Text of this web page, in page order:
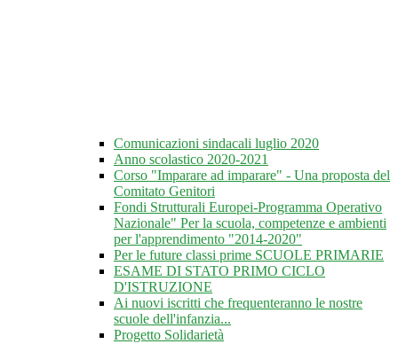
Comunicazioni sindacali luglio 2020
Anno scolastico 2020-2021
Corso "Imparare ad imparare" - Una proposta del
Comitato Genitori
Fondi Strutturali Europei-Programma Operativo
Nazionale" Per la scuola, competenze e ambienti
per l'apprendimento "2014-2020"
Per le future classi prime SCUOLE PRIMARIE
ESAME DI STATO PRIMO CICLO
D'ISTRUZIONE
Ai nuovi iscritti che frequenteranno le nostre
scuole dell'infanzia...
Progetto Solidarietà